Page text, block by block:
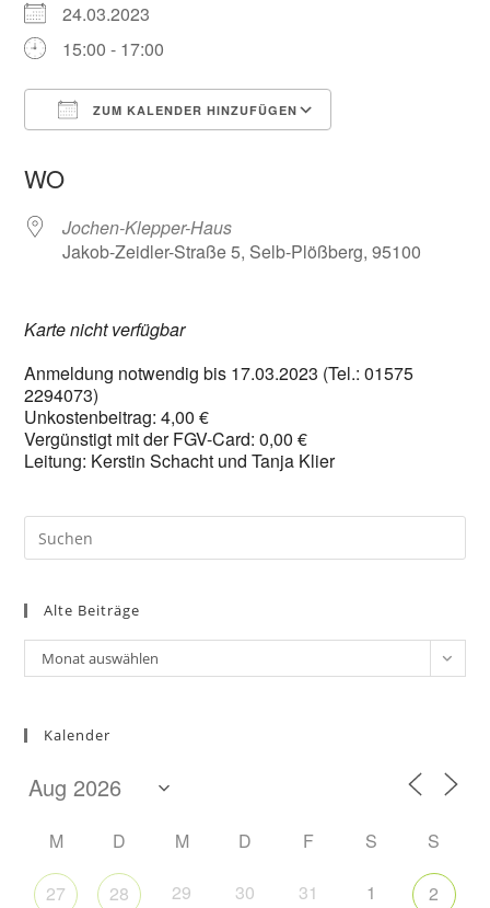
24.03.2023
15:00 - 17:00
ZUM KALENDER HINZUFÜGEN
WO
Jochen-Klepper-Haus
Jakob-Zeidler-Straße 5, Selb-Plößberg, 95100
Karte nicht verfügbar
Anmeldung notwendig bis 17.03.2023 (Tel.: 01575
2294073)
Unkostenbeitrag: 4,00 €
Vergünstigt mit der FGV-Card: 0,00 €
Leitung: Kerstin Schacht und Tanja Klier
the
Alte Beiträge
Alte
Beiträge
Monat auswählen
Kalender
M D M D F S S
27 28 29 30 31 1 2